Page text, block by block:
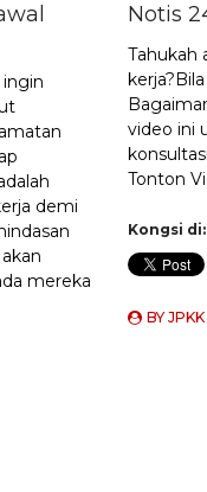
ingin
demi
mereka
Notis
Tahukah
video ini
Tonton
Kongsi di:
BY